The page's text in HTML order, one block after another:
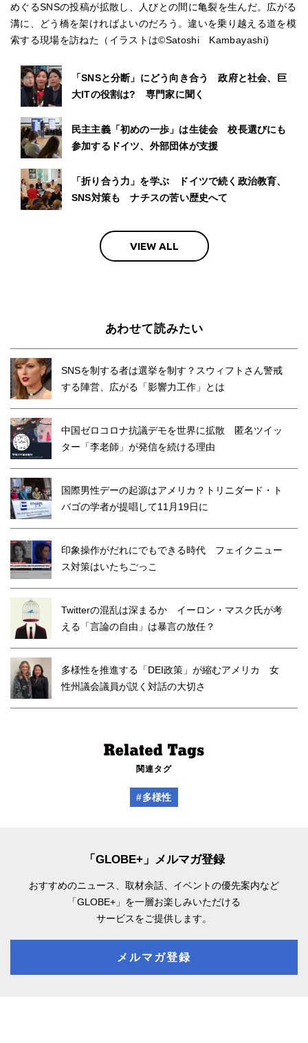
めぐるSNSの投稿が拡散し、人びとの間に亀裂を生んだ。広がる
溝に、どう橋を架ければよいのだろう。違いを乗り越える道を模
索する現場を訪ねた（イラストは©Satoshi Kambayashi)
「SNSと分断」にどう向き合う 政府と社会、巨
大ITの役割は? 専門家に聞く
民主主義「初めの一歩」は生徒会 校長選びにも
参加するドイツ、外部団体が支援
「折り合う力」を学ぶ ドイツで続く政治教育、
SNS対策も ナチスの苦い歴史へて
VIEW ALL
あわせて読みたい
SNSを制する者は選挙を制す？スウィフトさん警戒
する陣営、広がる「影響力工作」とは
中国ゼロコロナ抗議デモを世界に拡散 匿名ツイッ
ター「李老師」が発信を続ける理由
国際男性デーの起源はアメリカ？トリニダード・ト
バゴの学者が提唱して11月19日に
印象操作がだれにでもできる時代 フェイクニュー
ス対策はいたちごっこ
Twitterの混乱は深まるか イーロン・マスク氏が考
える「言論の自由」は暴言の放任？
多様性を推進する「DEI政策」が縮むアメリカ 女
性州議会議員が説く対話の大切さ
関連タグ
#多様性
「GLOBE+」メルマガ登録
おすすめのニュース、取材余話、 イベントの優先案内など
「GLOBE+」を一層お楽しみいただける
サービスをご提供します。
メルマガ登録